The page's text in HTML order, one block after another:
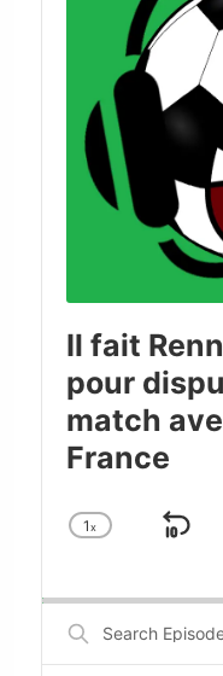
Il fait
pour
match
France
Change
1x
Skip
Search
Episodes